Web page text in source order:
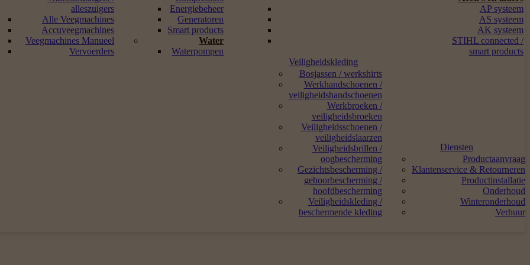
alleszuigers
Alle Veegmachines
Accuveegmachines
Veegmachines Manueel
Vervoerders
Energiebeheer
Generatoren
Smart products
Water
Waterpompen
AP systeem
AS systeem
AK systeem
STIHL connected /
smart products
Veiligheidskleding
Bosjassen / werkshirts
Werkhandschoenen /
veiligheidshandschoenen
Werkbroeken /
veiligheidsbroeken
Veiligheidsschoenen /
veiligheidslaarzen
Veiligheidsbrillen /
oogbescherming
Gezichtsbescherming /
gehoorbescherming /
hoofdbescherming
Veiligheidskleding /
beschermende kleding
Diensten
Productaanvraag
Klantenservice & Retourneren
Productinstallatie
Onderhoud
Winteronderhoud
Verhuur